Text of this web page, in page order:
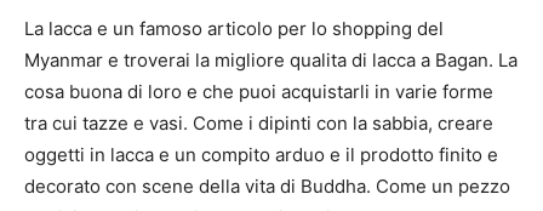
La lacca e un famoso articolo per lo shopping del
Myanmar e troverai la migliore qualita di lacca a Bagan. La
cosa buona di loro e che puoi acquistarli in varie forme
tra cui tazze e vasi. Come i dipinti con la sabbia, creare
oggetti in lacca e un compito arduo e il prodotto finito e
decorato con scene della vita di Buddha. Come un pezzo